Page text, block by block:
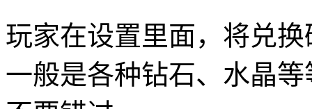
玩家在设置里面，将兑
一般是各种钻石、水晶